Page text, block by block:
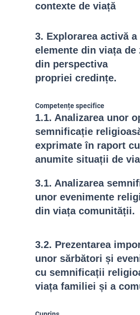
contexte de viață
3. Explorarea activă a
elemente din viațade
din perspectiva
propriei credințe.
Competențe specifice
1.1. Analizarea unor
semnificație
exprimate în raport cu
anumite situații de
3.1. Analizarea
unor evenimente
din viața comunității.
3.2. Prezentarea
unor sărbători și
cu semnificații
viața familiei și a